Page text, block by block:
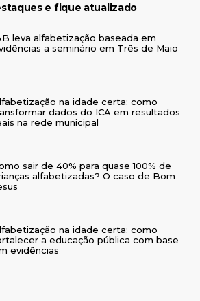
e fique atualizado
leva alfabetização baseada em
a seminário em Três de Maio
na idade certa: como
dados do ICA em resultados
na rede municipal
sair de 40% para quase 100% de
alfabetizadas? O caso de Bom
na idade certa: como
a educação pública com base
evidências